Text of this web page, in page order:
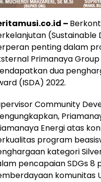
–
(Sustainable
penting dalam
Primanaya
dua
(ISDA) 2022.
Community
Energi atas
program
kategori
pencapaian SDGs
komunitas